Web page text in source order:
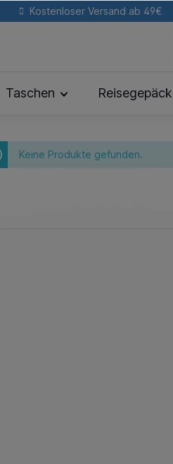
Kostenloser Versand ab 49€
Taschen Reisegepäck
Keine Produkte gefunden.